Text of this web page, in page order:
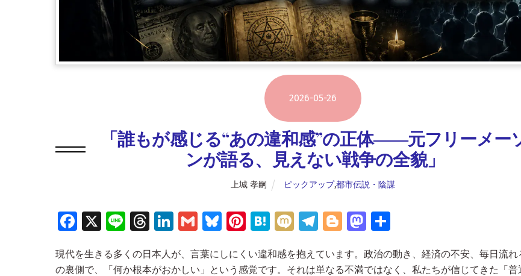
2026-05-26
「誰もが感じる“あの違和感”の正体――元フリーメー
ンが語る、見えない戦争の全貌」
上城 孝嗣 ピックアップ,都市伝説・陰謀
Fa
b
X
Li
e
T
e
Li
k
G
ai
Bl
es
Pi
er
H
e
M
i
Te
gr
Bl
g
M
to
現代を生きる多くの日本人が、言葉にしにくい違和感を抱えています。政治の動き、経済の不安、毎日流れ
の裏側で、「何か根本がおかしい」という感覚です。それは単なる不満ではなく、私たちが信じてきた「普